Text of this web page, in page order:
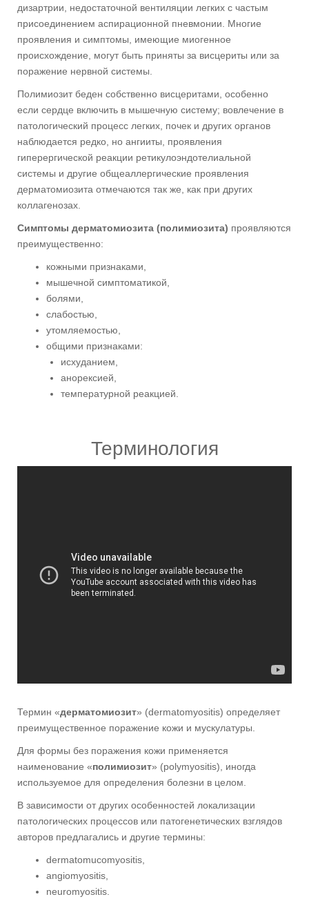
дизартрии, недостаточной вентиляции легких с частым
присоединением аспирационной пневмонии. Многие
проявления и симптомы, имеющие миогенное
происхождение, могут быть приняты за висцериты или за
поражение нервной системы.
Полимиозит беден собственно висцеритами, особенно
если сердце включить в мышечную систему; вовлечение в
патологический процесс легких, почек и других органов
наблюдается редко, но ангииты, проявления
гиперергической реакции ретикулоэндотелиальной
системы и другие общеаллергические проявления
дерматомиозита отмечаются так же, как при других
коллагенозах.
Симптомы дерматомиозита (полимиозита) проявляются
преимущественно:
кожными признаками,
мышечной симптоматикой,
болями,
слабостью,
утомляемостью,
общими признаками:
исхуданием,
анорексией,
температурной реакцией.
Терминология
Термин «дерматомиозит» (dermatomyositis) определяет
преимущественное поражение кожи и мускулатуры.
Для формы без поражения кожи применяется
наименование «полимиозит» (polymyositis), иногда
используемое для определения болезни в целом.
В зависимости от других особенностей локализации
патологических процессов или патогенетических взглядов
авторов предлагались и другие термины:
dermatomucomyositis,
angiomyositis,
neuromyositis.